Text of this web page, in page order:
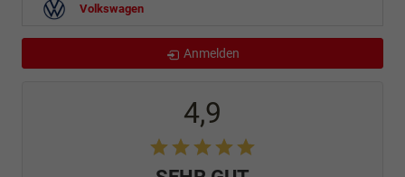
Volkswagen
Anmelden
4,9